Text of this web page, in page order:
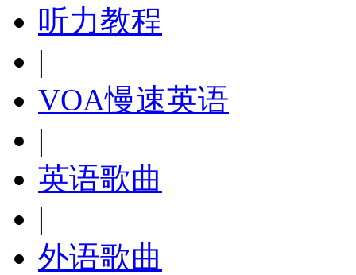
听力教程
|
VOA慢速英语
|
英语歌曲
|
外语歌曲